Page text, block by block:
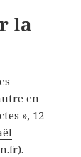
la
en
», 12